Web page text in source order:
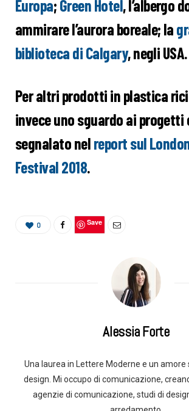
Europa;Green Hotel, l’albergo
ammirare l’aurora boreale; la
biblioteca di Calgary, negli USA.
Per altri prodotti in plastica
invece uno sguardo ai progetti
segnalato nelreport sul
Festival 2018.
0 Save
Alessia Forte
Una laurea in Lettere Moderne e un amore
design. Mi occupo di comunicazione,
agenzie di comunicazione, studi di